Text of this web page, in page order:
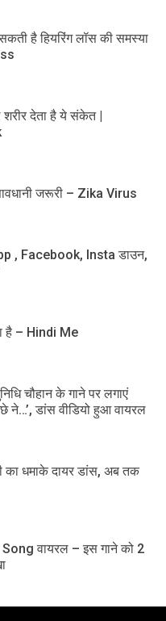
है हियरिंग लॉस की समस्या
देता है ये संकेत |
जरूरी – Zika Virus
, Facebook, Insta डाउन,
है – Hindi Me
चौहान के गाने पर लगाएं
ने…’, डांस वीडियो हुआ वायरल
का धमाके दायर डांस, अब तक
वायरल – इस गाने को 2